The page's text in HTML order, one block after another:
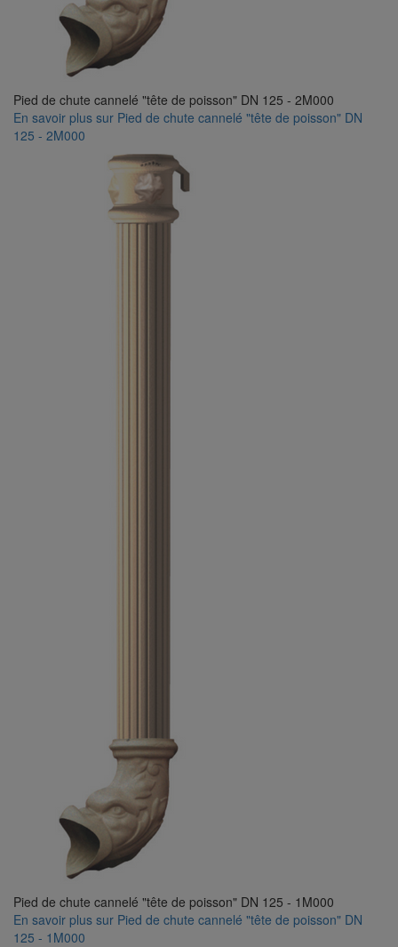
Pied de chute cannelé "tête de poisson" DN 125 - 2M000
En savoir plus sur Pied de chute cannelé "tête de poisson" DN
125 - 2M000
Pied de chute cannelé "tête de poisson" DN 125 - 1M000
En savoir plus sur Pied de chute cannelé "tête de poisson" DN
125 - 1M000